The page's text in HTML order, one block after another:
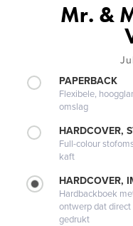
Mr. &
PAPERBACK
Flexibele,
omslag
HARDCOVER,
Full-colour
kaft
HARDCOVER,
Hardbackboek
ontwerp dat
gedrukt